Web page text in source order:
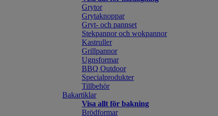
Grytor
Grytaknoppar
Gryt- och pannset
Stekpannor och wokpannor
Kastruller
Grillpannor
Ugnsformar
BBQ Outdoor
Specialprodukter
Tillbehör
Bakartiklar
Visa allt för bakning
Brödformar